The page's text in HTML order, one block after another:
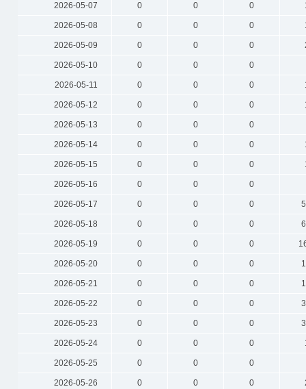
2026-05-07 0 0 0
2026-05-08 0 0 0
2026-05-09 0 0 0
2026-05-10 0 0 0
2026-05-11 0 0 0
2026-05-12 0 0 0
2026-05-13 0 0 0
2026-05-14 0 0 0
2026-05-15 0 0 0
2026-05-16 0 0 0
2026-05-17 0 0 0
2026-05-18 0 0 0
2026-05-19 0 0 0
2026-05-20 0 0 0
2026-05-21 0 0 0
2026-05-22 0 0 0
2026-05-23 0 0 0
2026-05-24 0 0 0
2026-05-25 0 0 0
2026-05-26 0 0 0